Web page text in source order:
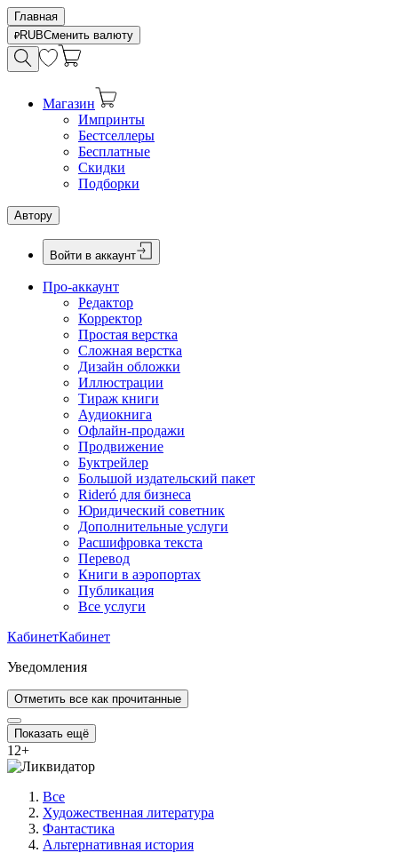
Главная
RUBСменить валюту
Магазин
Импринты
Бестселлеры
Бесплатные
Скидки
Подборки
Автору
Войти в аккаунт
Про-аккаунт
Редактор
Корректор
Простая верстка
Сложная верстка
Дизайн обложки
Иллюстрации
Тираж книги
Аудиокнига
Офлайн-продажи
Продвижение
Буктрейлер
Большой издательский пакет
Rideró для бизнеса
Юридический советник
Дополнительные услуги
Расшифровка текста
Перевод
Книги в аэропортах
Публикация
Все услуги
КабинетКабинет
Уведомления
Отметить все как прочитанные
Показать ещё
12+
Все
Художественная литература
Фантастика
Альтернативная история